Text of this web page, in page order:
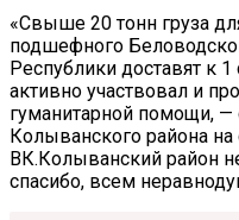
«Свыше 20 тонн груза
подшефного
Республики доставят к
активно участвовал и
гуманитарной помощи, —
Колыванского района
ВК.Колыванский район
спасибо, всем